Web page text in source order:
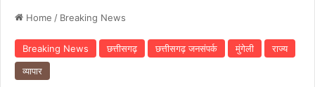
Home / Breaking News
Breaking News छत्तीसगढ़ छत्तीसगढ़ जनसंपर्क मुंगेली
राज्य
व्यापार